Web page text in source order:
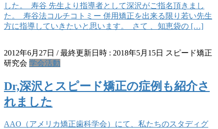
した。 寿谷 先生より指導者として深沢がご指名頂きまし
た。 寿谷法コルチコトミー 併用矯正を出来る限り若い先生
方に指導していきたいと思います。 さて 、知恵袋の […]
2012年6月27日 / 最終更新日時 : 2018年5月15日 スピード矯正
研究会 学会活動
Dr,深沢とスピード矯正の症例も紹介さ
れました
AAO（アメリカ矯正歯科学会）にて、私たちのスタディグ